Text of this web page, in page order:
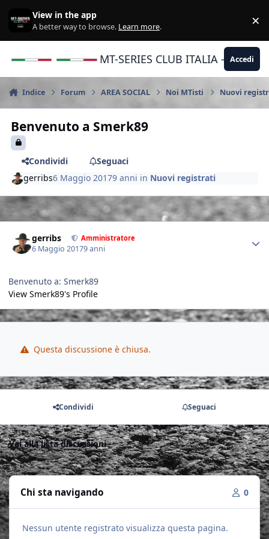
View in the app
A better way to browse. Learn more. ×
MT-SERIES CLUB ITALIA -Accedi
Indice Forum AREA SOCIAL Noi MTisti Nuovi
Benvenuto a Smerk89
Condividi
Seguaci
gerribs6 Maggio 20179 anni in Nuovi registrati
gerribs Amministratore
6 Maggio 20179 anni
Benvenuto a: Smerk89
View Smerk89's Profile
Questa discussione è chiusa.
Condividi Seguaci
Vai alla lista discussioni
Chi sta navigando 0
Nessun utente registrato visualizza questa pagina.